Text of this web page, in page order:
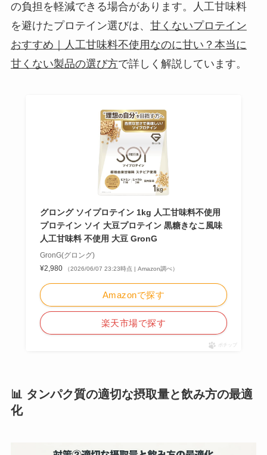
の負担を軽減できる場合があります。人工甘味料
を避けたプロテイン選びは、 甘くないプロテイン
おすすめ｜人工甘味料不使用なのに甘い？本当に
甘くない製品の選び方で詳しく解説しています。
グロング ソイプロテイン 1kg 人工甘味料不使用
プロテイン ソイ 大豆プロテイン 黒糖きなこ風味
人工甘味料 不使用 大豆 GronG
GronG(グロング)
¥2,980
（2026/06/07 23:23時点 | Amazon調べ）
Amazonで探す
楽天市場で探す
ポチップ
📊 タンパク質の適切な摂取量と飲み方の最適
化